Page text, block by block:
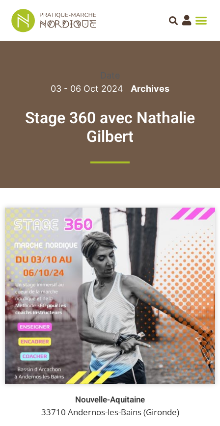
Date
03 - 06 Oct 2024
Stage 360 avec Nathalie
Gilbert
Nouvelle-Aquitaine
33710 Andernos-les-Bains (Gironde)